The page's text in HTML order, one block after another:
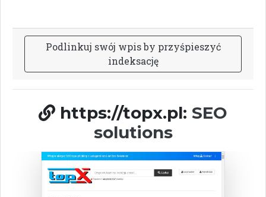
Podlinkuj swój wpisby przyśpieszyć
indeksację
https://topx.pl: SEO
solutions